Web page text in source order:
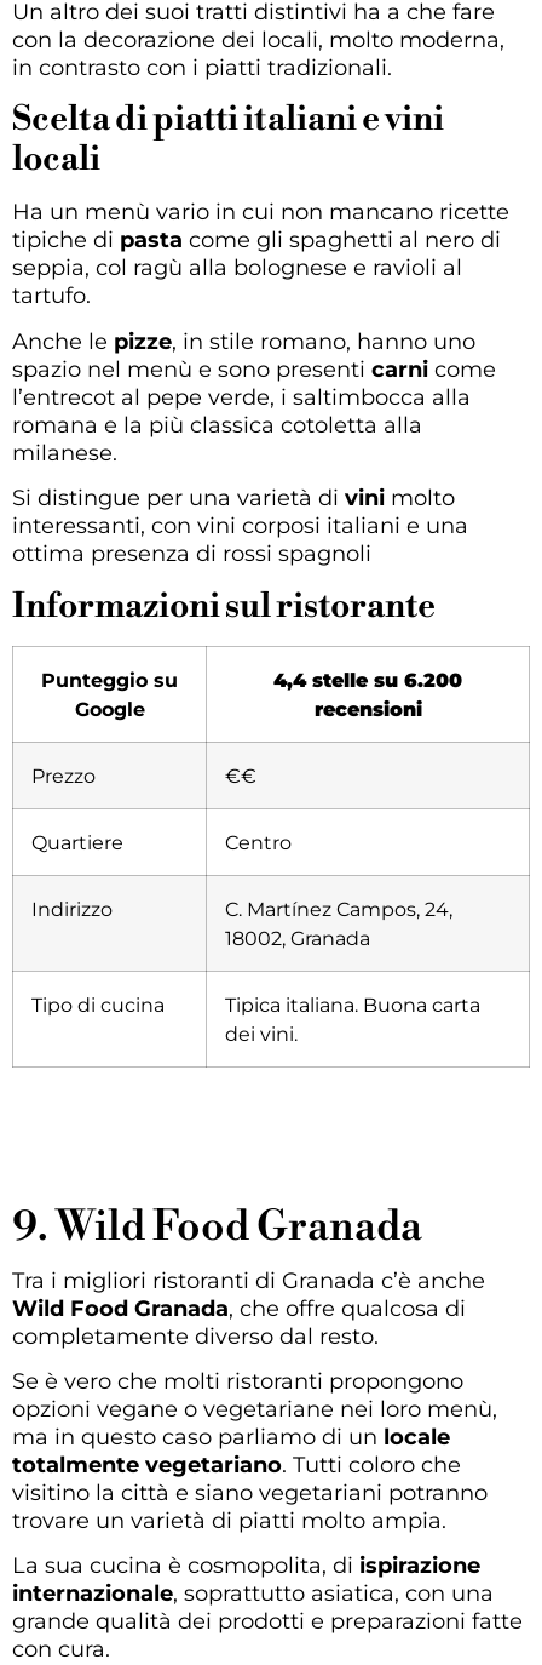
Un altro dei suoi tratti distintivi ha a che fare
con la decorazione dei locali, molto moderna,
in contrasto con i piatti tradizionali.
Scelta di piatti italiani e vini
locali
Ha un menù vario in cui non mancano ricette
tipiche di pasta come gli spaghetti al nero di
seppia, col ragù alla bolognese e ravioli al
tartufo.
Anche le pizze, in stile romano, hanno uno
spazio nel menù e sono presenti carni come
l’entrecot al pepe verde, i saltimbocca alla
romana e la più classica cotoletta alla
milanese.
Si distingue per una varietà di vini molto
interessanti, con vini corposi italiani e una
ottima presenza di rossi spagnoli
Informazioni sul ristorante
Punteggio su
Google
4,4 stelle su 6.200
recensioni
Prezzo €€
Quartiere Centro
Indirizzo
C. Martínez Campos, 24,
18002, Granada
Tipo di cucina
Tipica italiana. Buona carta
dei vini.
9. Wild Food Granada
Tra i migliori ristoranti di Granada c’è anche
Wild Food Granada, che offre qualcosa di
completamente diverso dal resto.
Se è vero che molti ristoranti propongono
opzioni vegane o vegetariane nei loro menù,
ma in questo caso parliamo di un locale
totalmente vegetariano. Tutti coloro che
visitino la città e siano vegetariani potranno
trovare un varietà di piatti molto ampia.
La sua cucina è cosmopolita, di ispirazione
internazionale, soprattutto asiatica, con una
grande qualità dei prodotti e preparazioni fatte
con cura.